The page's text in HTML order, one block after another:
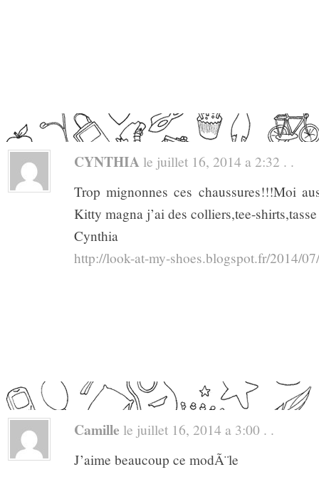
CYNTHIA le juillet 16, 2014 a 2:32 . .
Trop mignonnes ces chaussures!!!Moi
Kitty magna j’ai des colliers,tee-
Cynthia
http://look-at-my-shoes.blogspot.fr/2014/
Camille le juillet 16, 2014 a 3:00 . .
J’aime beaucoup ce modÃ¨le